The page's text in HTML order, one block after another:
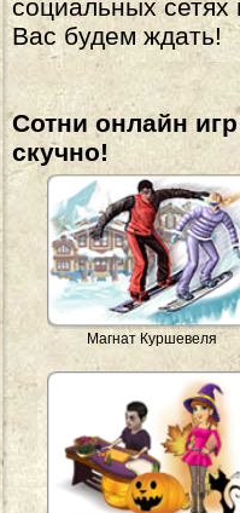
социальных
Вас будем ждать!
Сотни онлайн
скучно!
Магнат Куршевеля